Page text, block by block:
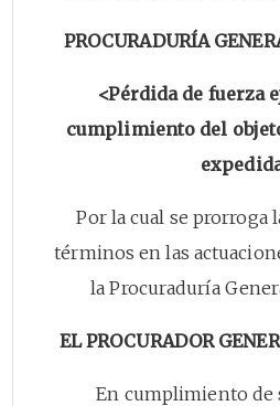
PROCURADURÍA
<Pérdida de fuerza
cumplimiento del
Por la cual se prorroga
términos en las
la Procuraduría
EL PROCURADOR
En cumplimiento de